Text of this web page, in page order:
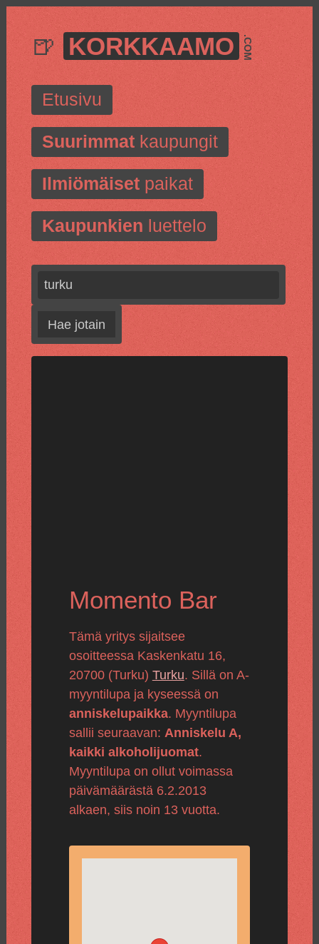
🍺 KORKKAAMO .COM
Etusivu
Suurimmatkaupungit
Ilmiömäisetpaikat
Kaupunkien luettelo
Hae jotain
Momento Bar
Tämä yritys sijaitsee
osoitteessa Kaskenkatu 16,
20700 (Turku) Turku. Sillä on A-
myyntilupa ja kyseessä on
anniskelupaikka. Myyntilupa
sallii seuraavan: Anniskelu A,
kaikki alkoholijuomat.
Myyntilupa on ollut voimassa
päivämäärästä 6.2.2013
alkaen, siis noin 13 vuotta.